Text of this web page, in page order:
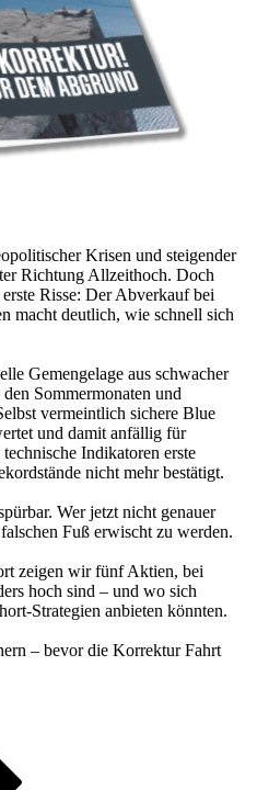
Krisen und steigender
Richtung Allzeithoch. Doch
Risse: Der Abverkauf bei
macht deutlich, wie schnell sich
Gemengelage aus schwacher
Sommermonaten und
vermeintlich sichere Blue
und damit anfällig für
Indikatoren erste
nicht mehr bestätigt.
Wer jetzt nicht genauer
Fuß erwischt zu werden.
zeigen wir fünf Aktien, bei
hoch sind – und wo sich
Strategien anbieten könnten.
– bevor die Korrektur Fahrt